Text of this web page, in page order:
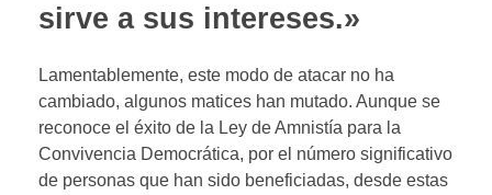
sirve a sus intereses.»
Lamentablemente, este modo de atacar no ha
cambiado, algunos matices han mutado. Aunque se
reconoce el éxito de la Ley de Amnistía para la
Convivencia Democrática, por el número significativo
de personas que han sido beneficiadas, desde estas